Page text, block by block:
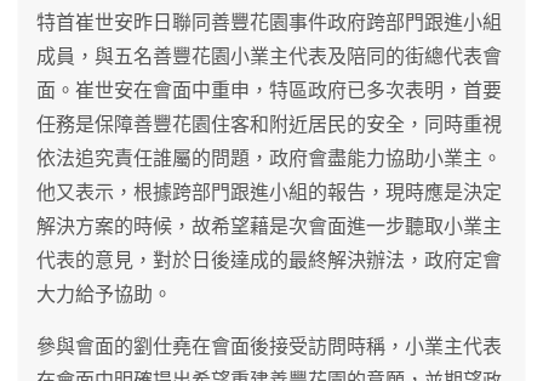
特首崔世安昨日聯同善豐花園事件政府跨部門跟進小組
成員，與五名善豐花園小業主代表及陪同的街總代表會
面。崔世安在會面中重申，特區政府已多次表明，首要
任務是保障善豐花園住客和附近居民的安全，同時重視
依法追究責任誰屬的問題，政府會盡能力協助小業主。
他又表示，根據跨部門跟進小組的報告，現時應是決定
解決方案的時候，故希望藉是次會面進一步聽取小業主
代表的意見，對於日後達成的最終解決辦法，政府定會
大力給予協助。
參與會面的劉仕堯在會面後接受訪問時稱，小業主代表